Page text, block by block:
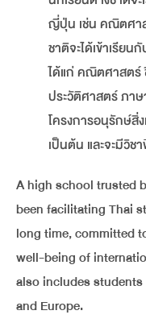
ญี่ปุ่น เช่น คณิตศา
ชาติจะได้เข้าเรีย
ได้แก่ คณิตศาสตร์
ประวัติศาสตร์ ภา
โครงการอนุรักษ์สิ่
เป็นต้น และจะมีวิ
A high school trusted
been facilitating Thai
long time, committed
well-being of
also includes
and Europe.